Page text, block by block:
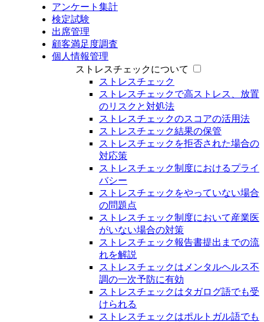
アンケート集計
検定試験
出席管理
顧客満足度調査
個人情報管理
ストレスチェックについて
ストレスチェック
ストレスチェックで高ストレス、放置
のリスクと対処法
ストレスチェックのスコアの活用法
ストレスチェック結果の保管
ストレスチェックを拒否された場合の
対応策
ストレスチェック制度におけるプライ
バシー
ストレスチェックをやっていない場合
の問題点
ストレスチェック制度において産業医
がいない場合の対策
ストレスチェック報告書提出までの流
れを解説
ストレスチェックはメンタルヘルス不
調の一次予防に有効
ストレスチェックはタガログ語でも受
けられる
ストレスチェックはポルトガル語でも